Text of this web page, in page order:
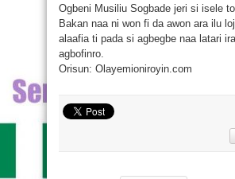
Ogbeni Musiliu Sogbade jeri si isele
Bakan naa ni won fi da awon ara ilu
alaafia ti pada si agbegbe naa latari
agbofinro.
Orisun: Olayemioniroyin.com